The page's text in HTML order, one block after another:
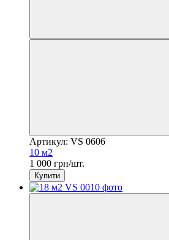
Артикул: VS 0606
10 м2
1 000 грн/шт.
Купити